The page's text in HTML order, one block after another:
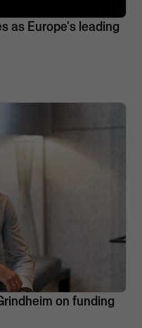
as Europe's leading
on funding